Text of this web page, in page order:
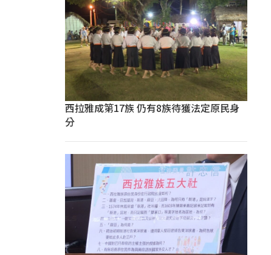
西拉雅成第17族 仍有8族待獲法定原民身
分